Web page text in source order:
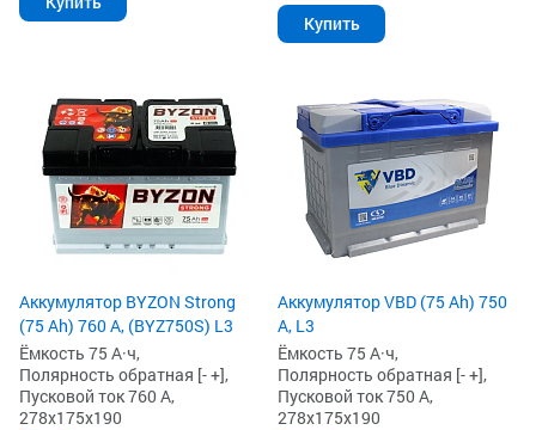
Купить
Аккумулятор BYZON Strong
(75 Ah) 760 А, (BYZ750S) L3
Ёмкость 75 А·ч,
Полярность обратная [- +],
Пусковой ток 760 А,
278x175x190
Аккумулятор VBD (75 Ah) 750
А, L3
Ёмкость 75 А·ч,
Полярность обратная [- +],
Пусковой ток 750 А,
278x175x190